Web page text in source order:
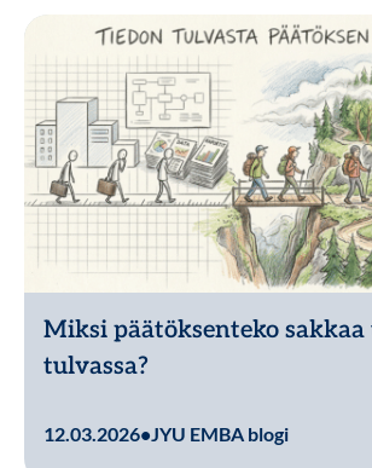
Miksi päätöksenteko
tulvassa?
12.03.2026•JYU EMBA blogi